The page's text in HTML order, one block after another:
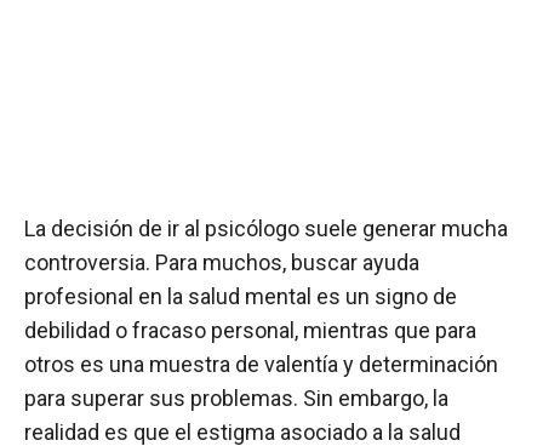
La decisión de ir al psicólogo suele generar mucha
controversia. Para muchos, buscar ayuda
profesional en la salud mental es un signo de
debilidad o fracaso personal, mientras que para
otros es una muestra de valentía y determinación
para superar sus problemas. Sin embargo, la
realidad es que el estigma asociado a la salud